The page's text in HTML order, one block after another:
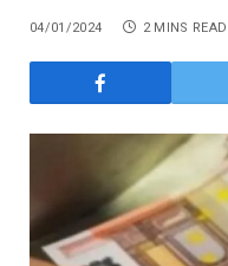
04/01/2024 2 MINS READ